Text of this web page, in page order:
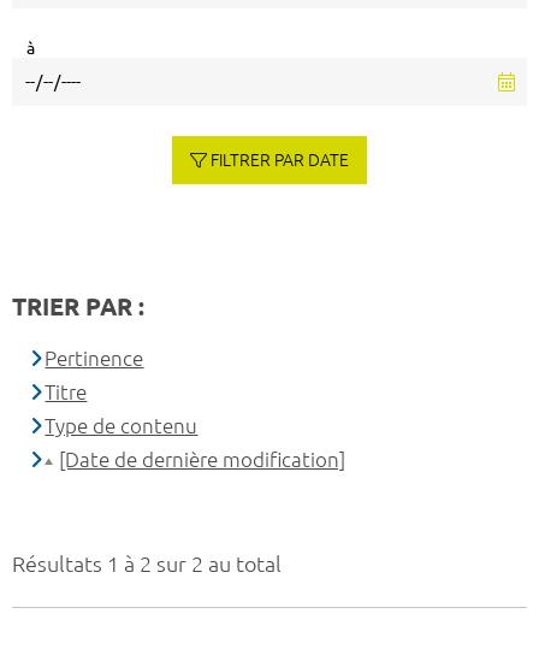
Résultats 1 à 2 sur 2 au total
à
FILTRER PAR DATE
TRIER PAR :
Pertinence
Titre
Type de contenu
[Date de dernière modification]